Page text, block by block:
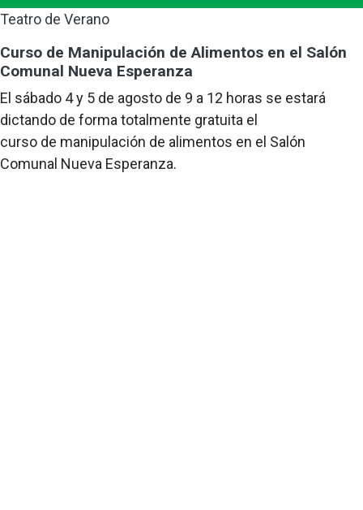
Teatro de Verano
Curso de Manipulación de Alimentos en el Salón
Comunal Nueva Esperanza
El sábado 4 y 5 de agosto de 9 a 12 horas se estará
dictando de forma totalmente gratuita el
curso de manipulación de alimentos en el Salón
Comunal Nueva Esperanza.